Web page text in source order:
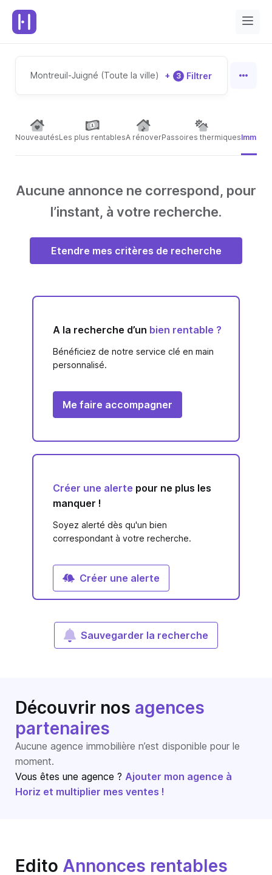
Montreuil-Juigné (Toute la ville) + 3 Filtrer
NouveautésLes plus rentablesA rénoverPassoires thermiques
Aucune annonce ne correspond, pour
l’instant, à votre recherche.
Etendre mes critères de recherche
A la recherche d’un bien rentable ?
Bénéficiez de notre service clé en main
personnalisé.
Me faire accompagner
Créer une alerte pour ne plus les
manquer !
Soyez alerté dès qu'un bien
correspondant à votre recherche.
Créer une alerte
Sauvegarder la recherche
Découvrir nos agences
partenaires
Aucune agence immobilière n’est disponible pour le
moment.
Vous êtes une agence ? Ajouter mon agence à
Horiz et multiplier mes ventes !
Edito Annonces rentables